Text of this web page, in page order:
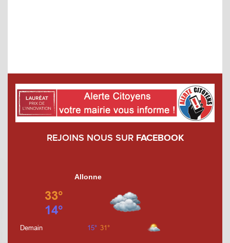
REJOINS NOUS SUR FACEBOOK
Allonne